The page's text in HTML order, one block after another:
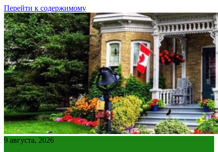
Перейти к содержимому
9 августа, 2026